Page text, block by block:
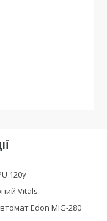
120y
Vitals
Edon MIG-280